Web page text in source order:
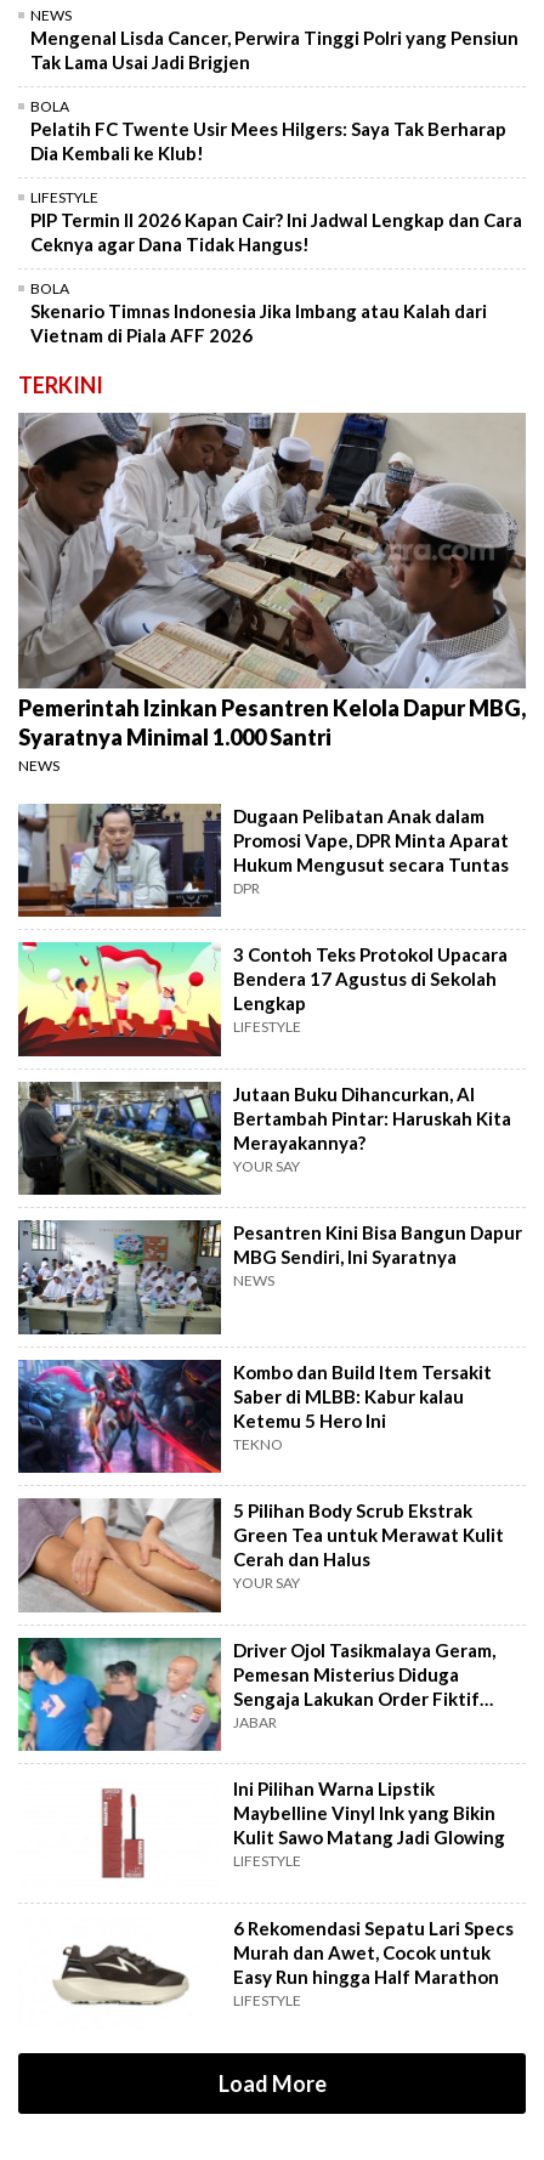
NEWS
Mengenal Lisda Cancer, Perwira Tinggi Polri yang Pensiun
Tak Lama Usai Jadi Brigjen
BOLA
Pelatih FC Twente Usir Mees Hilgers: Saya Tak Berharap
Dia Kembali ke Klub!
LIFESTYLE
PIP Termin II 2026 Kapan Cair? Ini Jadwal Lengkap dan Cara
Ceknya agar Dana Tidak Hangus!
BOLA
Skenario Timnas Indonesia Jika Imbang atau Kalah dari
Vietnam di Piala AFF 2026
TERKINI
Pemerintah Izinkan Pesantren Kelola Dapur MBG,
Syaratnya Minimal 1.000 Santri
NEWS
Dugaan Pelibatan Anak dalam
Promosi Vape, DPR Minta Aparat
Hukum Mengusut secara Tuntas
DPR
3 Contoh Teks Protokol Upacara
Bendera 17 Agustus di Sekolah
Lengkap
LIFESTYLE
Jutaan Buku Dihancurkan, AI
Bertambah Pintar: Haruskah Kita
Merayakannya?
YOUR SAY
Pesantren Kini Bisa Bangun Dapur
MBG Sendiri, Ini Syaratnya
NEWS
Kombo dan Build Item Tersakit
Saber di MLBB: Kabur kalau
Ketemu 5 Hero Ini
TEKNO
5 Pilihan Body Scrub Ekstrak
Green Tea untuk Merawat Kulit
Cerah dan Halus
YOUR SAY
Driver Ojol Tasikmalaya Geram,
Pemesan Misterius Diduga
Sengaja Lakukan Order Fiktif
Berulang
JABAR
Ini Pilihan Warna Lipstik
Maybelline Vinyl Ink yang Bikin
Kulit Sawo Matang Jadi Glowing
LIFESTYLE
6 Rekomendasi Sepatu Lari Specs
Murah dan Awet, Cocok untuk
Easy Run hingga Half Marathon
LIFESTYLE
Load More